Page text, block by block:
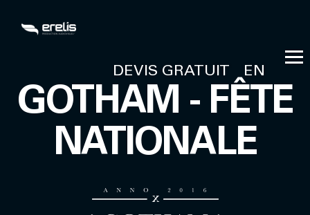
DEVIS GRATUIT EN
GOTHAM - FÊTE
NATIONALE